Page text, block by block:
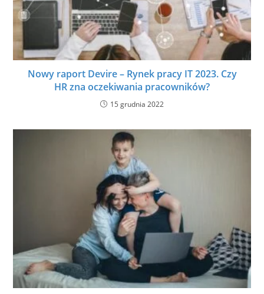
Nowy raport Devire – Rynek pracy IT 2023. Czy
HR zna oczekiwania pracowników?
15 grudnia 2022